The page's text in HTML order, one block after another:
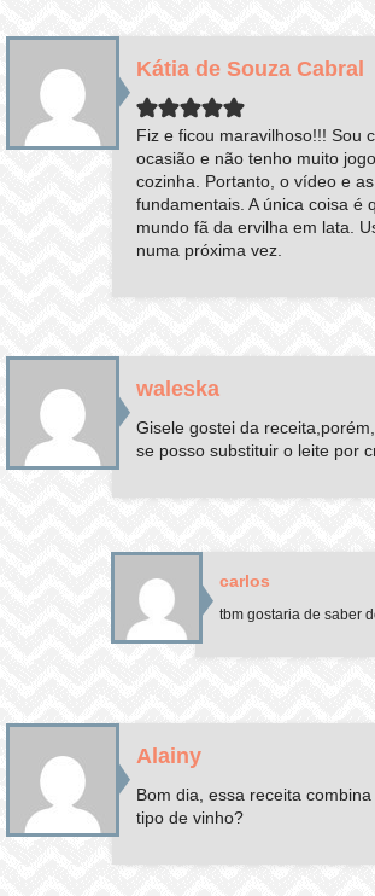
Kátia de Souza Cabral
Fiz e ficou maravilhoso!!! Sou
ocasião e não tenho muito
cozinha. Portanto, o vídeo e
fundamentais. A única coisa é
mundo fã da ervilha em lata.
numa próxima vez.
waleska
Gisele gostei da
se posso substituir o leite por
carlos
tbm gostaria de saber
Alainy
Bom dia, essa receita
tipo de vinho?